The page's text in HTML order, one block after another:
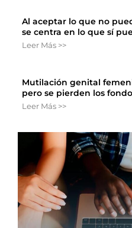
Al aceptar lo que no
se centra en lo que sí
Leer Más >>
Mutilación genital
pero se pierden los
Leer Más >>